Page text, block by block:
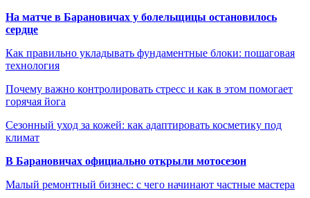
На матче в Барановичах у болельщицы остановилось
сердце
Как правильно укладывать фундаментные блоки: пошаговая
технология
Почему важно контролировать стресс и как в этом помогает
горячая йога
Сезонный уход за кожей: как адаптировать косметику под
климат
В Барановичах официально открыли мотосезон
Малый ремонтный бизнес: с чего начинают частные мастера